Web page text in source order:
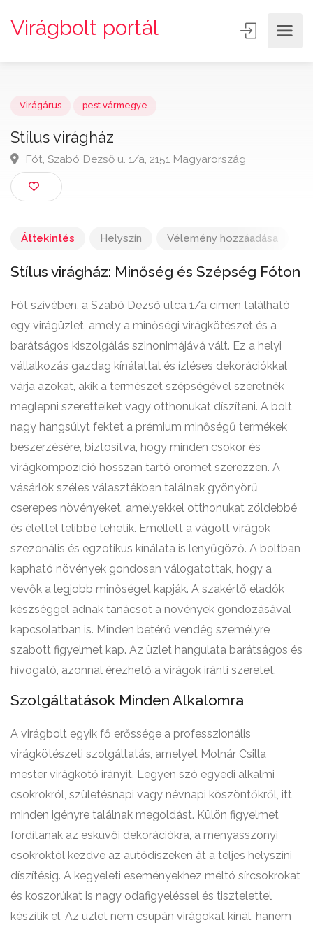
Virágbolt portál
Stílus virágház
Fót, Szabó Dezső u. 1/a, 2151 Magyarország
Áttekintés Helyszín Vélemény hozzáadása
Stílus virágház: Minőség és Szépség Fóton
Fót szívében, a Szabó Dezső utca 1/a címen található
egy virágüzlet, amely a minőségi virágkötészet és a
barátságos kiszolgálás szinonimájává vált. Ez a helyi
vállalkozás gazdag kínálattal és ízléses dekorációkkal
várja azokat, akik a természet szépségével szeretnék
meglepni szeretteiket vagy otthonukat díszíteni. A bolt
nagy hangsúlyt fektet a prémium minőségű termékek
beszerzésére, biztosítva, hogy minden csokor és
virágkompozíció hosszan tartó örömet szerezzen. A
vásárlók széles választékban találnak gyönyörű
cserepes növényeket, amelyekkel otthonukat zöldebbé
és élettel telibbé tehetik. Emellett a vágott virágok
szezonális és egzotikus kínálata is lenyűgöző. A boltban
kapható növények gondosan válogatottak, hogy a
vevők a legjobb minőséget kapják. A szakértő eladók
készséggel adnak tanácsot a növények gondozásával
kapcsolatban is. Minden betérő vendég személyre
szabott figyelmet kap. Az üzlet hangulata barátságos és
hívogató, azonnal érezhető a virágok iránti szeretet.
Szolgáltatások Minden Alkalomra
A virágbolt egyik fő erőssége a professzionális
virágkötészeti szolgáltatás, amelyet Molnár Csilla
mester virágkötő irányít. Legyen szó egyedi alkalmi
csokrokról, születésnapi vagy névnapi köszöntőkről, itt
minden igényre találnak megoldást. Külön figyelmet
fordítanak az esküvői dekorációkra, a menyasszonyi
csokroktól kezdve az autódíszeken át a teljes helyszíni
díszítésig. A kegyeleti eseményekhez méltó sírcsokrokat
és koszorúkat is nagy odafigyeléssel és tisztelettel
készítik el. Az üzlet nem csupán virágokat kínál, hanem